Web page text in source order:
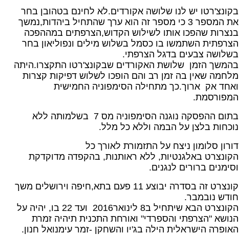
בקונצ'רטו יש לנו שלושה אקורדים.לא לחינם בטהובן בחר
את המספר 3 כי מספר זה הוא ערך שהתחיל ביהדות,נמשך
בנצרות שהפכו אותו לשילוש הקדוש,הצרפתים במההפכה
הצרפתית השתמשו בו כסמל בשלוש מילים ונפוליאון בחר
בשלושה צבעים בדגל הצרפתי.
בהמשך הזמן שלושת האקורדים שבקונצ'רטו התקצרו.היתה
מלחמה שאין בה זמן רב והם הופכו לשלוש דפיקות קצרות
ואחד אק ארוך.כך מתחילה הסימפוניה החמישית
המפורסמת.
בתום ההפסקה נוגנה הסימפוניה מס 7 בשלמותה ללא
נוכחות בלצן על הבמה וללא כל מלל.
דורון סלומון ניצח על התזמורת לאורך כל
הקונצרט באלגנטיות, ללא ראותנות, בהקפדה מדוקדקת
וסימנים ברורים לנגנים.
קונצרט זה בסדרה יבוצע 11 פעם בתא,חיפה וירושלים משך
חודש נובמבר.
הקונצרט הבא שיתחיל ב8 לינואר2016 ועד 22 בו,
יהיה על
הנושא "הצרפתי והספרדי" ואורחת התכנית תיהיה זמרת
האופרה הישראלית הילה בג'יו והשחקן -זמר עימנואל חנון.